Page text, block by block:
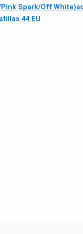
Spark/Off White)
44 EU